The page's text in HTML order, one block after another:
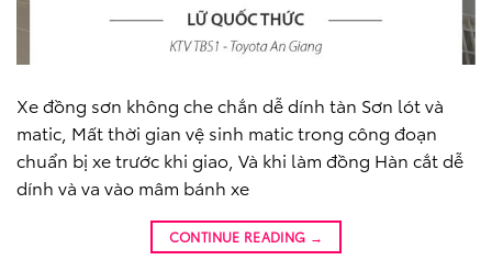
Xe đồng sơn không che chắn dễ dính tàn Sơn lót và
matic, Mất thời gian vệ sinh matic trong công đoạn
chuẩn bị xe trước khi giao, Và khi làm đồng Hàn cắt dễ
dính và va vào mâm bánh xe
CONTINUE READING →